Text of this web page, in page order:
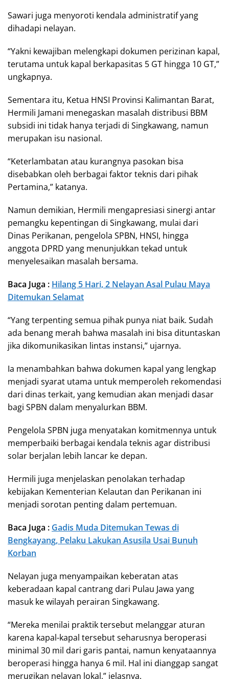
Sawari juga menyoroti kendala administratif yang
dihadapi nelayan.
“Yakni kewajiban melengkapi dokumen perizinan kapal,
terutama untuk kapal berkapasitas 5 GT hingga 10 GT,”
ungkapnya.
Sementara itu, Ketua HNSI Provinsi Kalimantan Barat,
Hermili Jamani menegaskan masalah distribusi BBM
subsidi ini tidak hanya terjadi di Singkawang, namun
merupakan isu nasional.
“Keterlambatan atau kurangnya pasokan bisa
disebabkan oleh berbagai faktor teknis dari pihak
Pertamina,” katanya.
Namun demikian, Hermili mengapresiasi sinergi antar
pemangku kepentingan di Singkawang, mulai dari
Dinas Perikanan, pengelola SPBN, HNSI, hingga
anggota DPRD yang menunjukkan tekad untuk
menyelesaikan masalah bersama.
Baca Juga : Hilang 5 Hari, 2 Nelayan Asal Pulau Maya
Ditemukan Selamat
“Yang terpenting semua pihak punya niat baik. Sudah
ada benang merah bahwa masalah ini bisa dituntaskan
jika dikomunikasikan lintas instansi,” ujarnya.
Ia menambahkan bahwa dokumen kapal yang lengkap
menjadi syarat utama untuk memperoleh rekomendasi
dari dinas terkait, yang kemudian akan menjadi dasar
bagi SPBN dalam menyalurkan BBM.
Pengelola SPBN juga menyatakan komitmennya untuk
memperbaiki berbagai kendala teknis agar distribusi
solar berjalan lebih lancar ke depan.
Hermili juga menjelaskan penolakan terhadap
kebijakan Kementerian Kelautan dan Perikanan ini
menjadi sorotan penting dalam pertemuan.
Baca Juga : Gadis Muda Ditemukan Tewas di
Bengkayang, Pelaku Lakukan Asusila Usai Bunuh
Korban
Nelayan juga menyampaikan keberatan atas
keberadaan kapal cantrang dari Pulau Jawa yang
masuk ke wilayah perairan Singkawang.
“Mereka menilai praktik tersebut melanggar aturan
karena kapal-kapal tersebut seharusnya beroperasi
minimal 30 mil dari garis pantai, namun kenyataannya
beroperasi hingga hanya 6 mil. Hal ini dianggap sangat
merugikan nelayan lokal,” jelasnya.